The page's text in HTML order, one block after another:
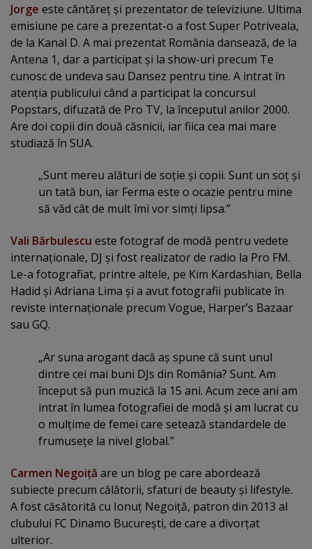
Jorge este cântăreţ şi prezentator de televiziune. Ultima
emisiune pe care a prezentat-o a fost Super Potriveala,
de la Kanal D. A mai prezentat România dansează, de la
Antena 1, dar a participat şi la show-uri precum Te
cunosc de undeva sau Dansez pentru tine. A intrat în
atenţia publicului când a participat la concursul
Popstars, difuzată de Pro TV, la începutul anilor 2000.
Are doi copii din două căsnicii, iar fiica cea mai mare
studiază în SUA.
„Sunt mereu alături de soţie şi copii. Sunt un soţ şi
un tată bun, iar Ferma este o ocazie pentru mine
să văd cât de mult îmi vor simţi lipsa.”
Vali Bărbulescu este fotograf de modă pentru vedete
internaţionale, DJ şi fost realizator de radio la Pro FM.
Le-a fotografiat, printre altele, pe Kim Kardashian, Bella
Hadid şi Adriana Lima şi a avut fotografii publicate în
reviste internaţionale precum Vogue, Harper’s Bazaar
sau GQ.
„Ar suna arogant dacă aş spune că sunt unul
dintre cei mai buni DJs din România? Sunt. Am
început să pun muzică la 15 ani. Acum zece ani am
intrat în lumea fotografiei de modă şi am lucrat cu
o mulţime de femei care setează standardele de
frumuseţe la nivel global.”
Carmen Negoiţă are un blog pe care abordează
subiecte precum călătorii, sfaturi de beauty şi lifestyle.
A fost căsătorită cu Ionuţ Negoiţă, patron din 2013 al
clubului FC Dinamo Bucureşti, de care a divorţat
ulterior.